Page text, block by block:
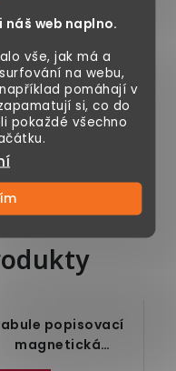
náš web naplno.
vše, jak má a
na webu,
pomáhají v
si, co do
pokaždé všechno
popisovací
magnetická